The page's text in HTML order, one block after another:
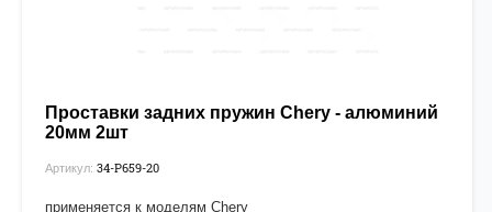
Проставки задних пружин Chery - алюминий
20мм 2шт
Артикул: 34-P659-20
применяется к моделям Chery